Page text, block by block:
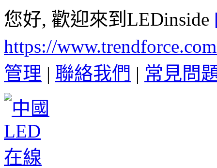
您好, 歡迎來到LEDinside
https://
管理 | 聯絡我們 | 常見問